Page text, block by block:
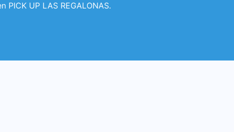
PICK UP LAS REGALONAS.